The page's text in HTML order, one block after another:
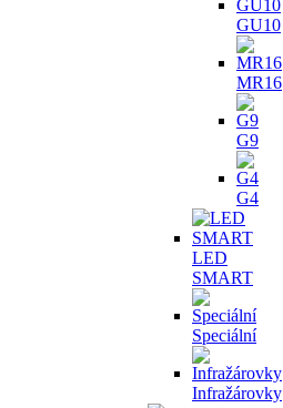
GU10
MR16
G9
G4
LED
SMART
Speciální
Infražárovky